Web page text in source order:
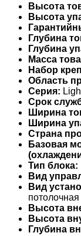
Высота
Высота
Глубина
Глубина
Масса
Набор
Область
Серия:
Срок
Ширина
Ширина
Страна
Базовая
Тип блока:
Вид
Вид
потолочная
Высота
Высота
Глубина